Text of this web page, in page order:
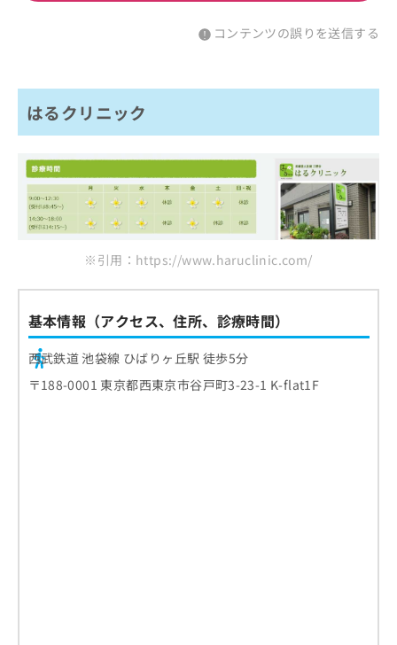
コンテンツの誤りを送信する
はるクリニック
※引用：https://www.haruclinic.com/
基本情報（アクセス、住所、診療時間）
西武鉄道 池袋線 ひばりヶ丘駅 徒歩5分
〒188-0001 東京都西東京市谷戸町3-23-1 K-flat1F